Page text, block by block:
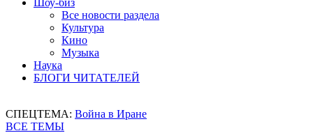
Шоу-биз
Все новости раздела
Культура
Кино
Музыка
Наука
БЛОГИ ЧИТАТЕЛЕЙ
СПЕЦТЕМА: Война в Иране
ВСЕ ТЕМЫ